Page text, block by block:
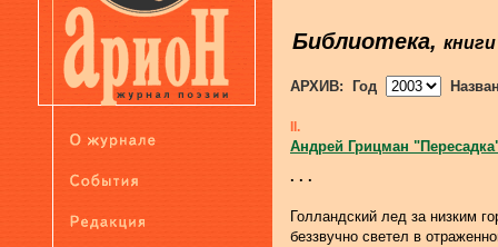
Библиотека, книги
АРХИВ: Год
II.
Андрей Грицман
. . .
Голландский лед за низким
беззвучно светел в